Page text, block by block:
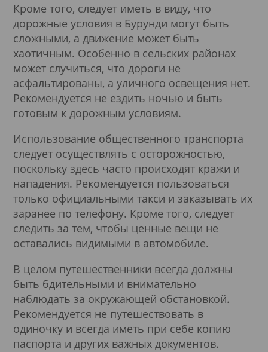
Кроме того, следует иметь в виду, что
дорожные условия в Бурунди могут быть
сложными, а движение может быть
хаотичным. Особенно в сельских районах
может случиться, что дороги не
асфальтированы, а уличного освещения нет.
Рекомендуется не ездить ночью и быть
готовым к дорожным условиям.
Использование общественного транспорта
следует осуществлять с осторожностью,
поскольку здесь часто происходят кражи и
нападения. Рекомендуется пользоваться
только официальными такси и заказывать их
заранее по телефону. Кроме того, следует
следить за тем, чтобы ценные вещи не
оставались видимыми в автомобиле.
В целом путешественники всегда должны
быть бдительными и внимательно
наблюдать за окружающей обстановкой.
Рекомендуется не путешествовать в
одиночку и всегда иметь при себе копию
паспорта и других важных документов.